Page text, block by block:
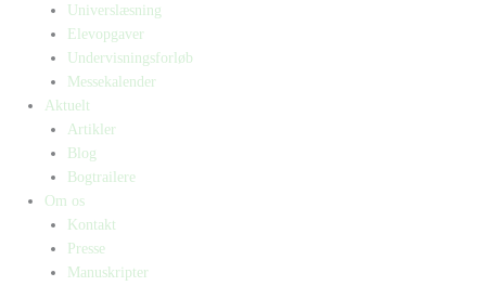
Universlæsning
Elevopgaver
Undervisningsforløb
Messekalender
Aktuelt
Artikler
Blog
Bogtrailere
Om os
Kontakt
Presse
Manuskripter